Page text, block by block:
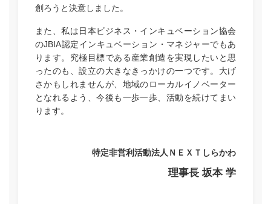
創ろうと決意しました。
また、私は日本ビジネス・インキュベーション協会
のJBIA認定インキュベーション・マネジャーでもあ
ります。究極目標である産業創造を実現したいと思
ったのも、設立の大きなきっかけの一つです。大げ
さかもしれませんが、地域のローカルイノベーター
となれるよう、今後も一歩一歩、活動を続けてまい
ります。
特定非営利活動法人ＮＥＸＴしらかわ
理事長 坂本 学